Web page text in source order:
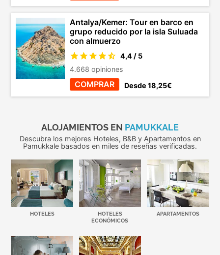
Antalya/Kemer: Tour en barco en
grupo reducido por la isla Suluada
con almuerzo
4,4 / 5
4.668 opiniones
COMPRAR Desde 18,25€
ALOJAMIENTOS EN PAMUKKALE
Descubra los mejores Hoteles, B&B y Apartamentos en
Pamukkale basados en miles de reseñas verificadas.
HOTELES
HOTELES
ECONÓMICOS
APARTAMENTOS